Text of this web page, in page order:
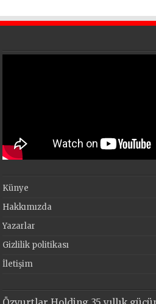
Künye
Hakkımızda
Yazarlar
Gizlilik politikası
İletişim